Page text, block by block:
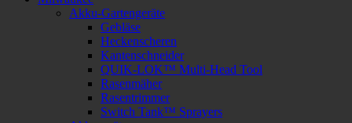
Akku-Gartengeräte
Gebläse
Heckenscheren
Kantenschneider
QUIK-LOK™ Multi-Head Tool
Rasenmäher
Rasentrimmer
Switch Tank™ Sprayers